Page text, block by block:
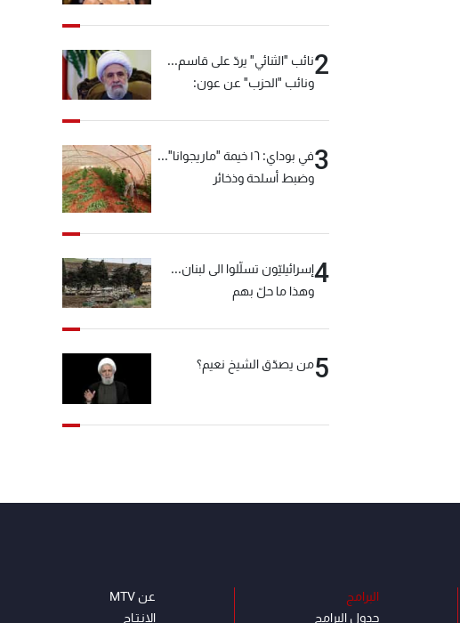
2نائب "الثنائي" يردّ على قاسم...
ونائب "الحزب" عن عون:
3
في بوداي: ١٦ خيمة "ماريجوانا"...
وضبط أسلحة وذخائر
4إسرائيليّون تسلّلوا الى لبنان...
وهذا ما حلّ بهم
5من يصدّق الشيخ نعيم؟
البرامج
جدول البرامج
عن MTV
الإنـتـاج